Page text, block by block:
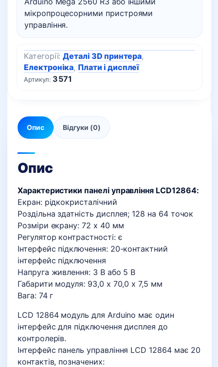
мікропроцесорними пристроями
управління.
Артикул: 3571
Категорії:Деталі 3D принтера,
Електроніка, Плати і дисплеї
Опис Відгуки (0)
Опис
Характеристики панелі управління LCD12864:
Екран: рідкокристалічний
Роздільна здатність дисплея; 128 на 64 точок
Розміри екрану: 72 х 40 мм
Регулятор контрастності: є
Інтерфейс підключення: 20-контактний
інтерфейс підключення
Напруга живлення: 3 В або 5 В
Габарити модуля: 93,0 х 70,0 х 7,5 мм
Вага: 74 г
LCD 12864 модуль для Arduino має один
інтерфейс для підключення дисплея до
контролерів.
Інтерфейс панель управління LCD 12864 має 20
контактів, позначених: